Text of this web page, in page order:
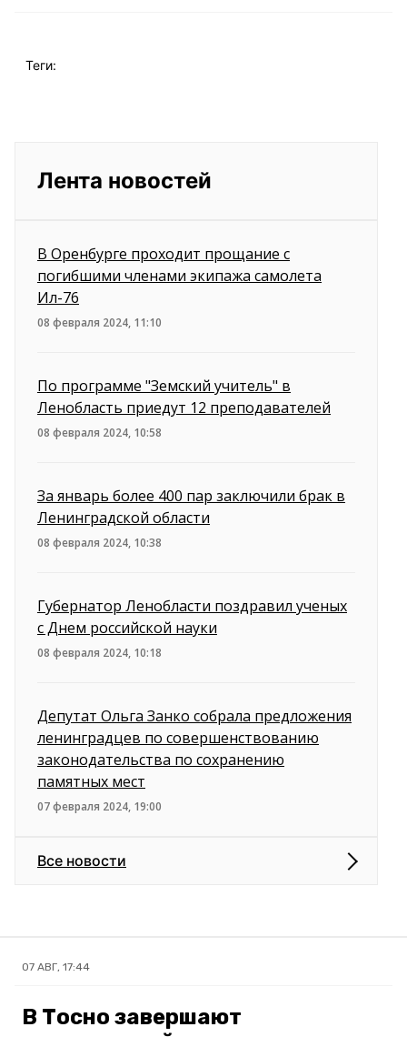
Теги:
Лента новостей
В Оренбурге проходит прощание с
погибшими членами экипажа самолета
Ил-76
08 февраля 2024, 11:10
По программе "Земский учитель" в
Ленобласть приедут 12 преподавателей
08 февраля 2024, 10:58
За январь более 400 пар заключили брак в
Ленинградской области
08 февраля 2024, 10:38
Губернатор Ленобласти поздравил ученых
с Днем российской науки
08 февраля 2024, 10:18
Депутат Ольга Занко собрала предложения
ленинградцев по совершенствованию
законодательства по сохранению
памятных мест
07 февраля 2024, 19:00
Все новости
07 АВГ, 17:44
В Тосно завершают